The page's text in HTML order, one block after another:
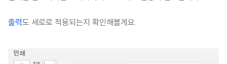
출력도 세로로 적용되는지 확인해볼게요.